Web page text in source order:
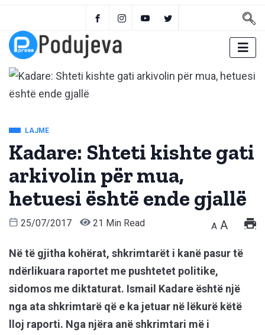
LAJME
Kadare: Shteti kishte gati
arkivolin për mua,
hetuesi është ende gjallë
25/07/2017 21 Min Read A A
Në të gjitha kohërat, shkrimtarët i kanë pasur të
ndërlikuara raportet me pushtetet politike,
sidomos me diktaturat. Ismail Kadare është një
nga ata shkrimtarë që e ka jetuar në lëkurë këtë
lloj raporti. Nga njëra anë shkrimtari më i